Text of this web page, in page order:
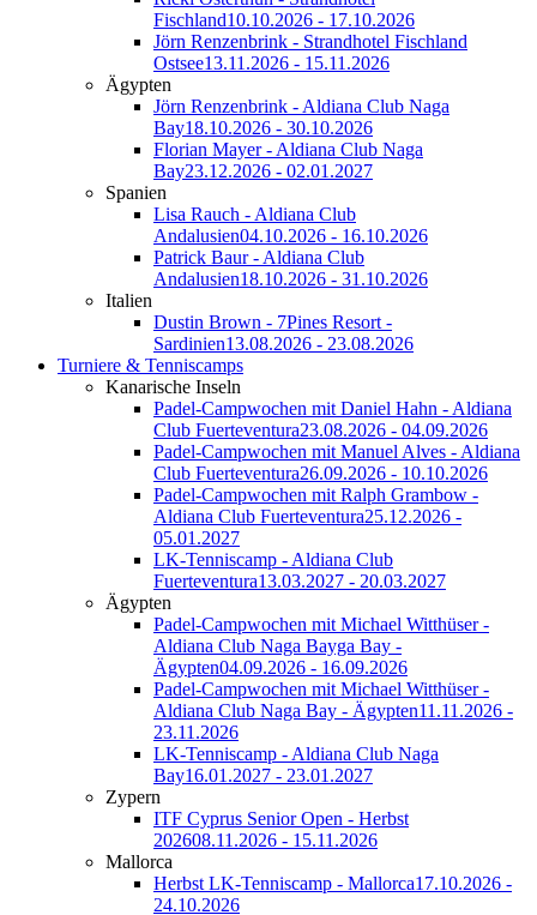
Fischland10.10.2026 - 17.10.2026
Jörn Renzenbrink - Strandhotel Fischland
Ostsee13.11.2026 - 15.11.2026
Ägypten
Jörn Renzenbrink - Aldiana Club Naga
Bay18.10.2026 - 30.10.2026
Florian Mayer - Aldiana Club Naga
Bay23.12.2026 - 02.01.2027
Spanien
Lisa Rauch - Aldiana Club
Andalusien04.10.2026 - 16.10.2026
Patrick Baur - Aldiana Club
Andalusien18.10.2026 - 31.10.2026
Italien
Dustin Brown - 7Pines Resort -
Sardinien13.08.2026 - 23.08.2026
Turniere & Tenniscamps
Kanarische Inseln
Padel-Campwochen mit Daniel Hahn - Aldiana
Club Fuerteventura23.08.2026 - 04.09.2026
Padel-Campwochen mit Manuel Alves - Aldiana
Club Fuerteventura26.09.2026 - 10.10.2026
Padel-Campwochen mit Ralph Grambow -
Aldiana Club Fuerteventura25.12.2026 -
05.01.2027
LK-Tenniscamp - Aldiana Club
Fuerteventura13.03.2027 - 20.03.2027
Ägypten
Padel-Campwochen mit Michael Witthüser -
Aldiana Club Naga Bayga Bay -
Ägypten04.09.2026 - 16.09.2026
Padel-Campwochen mit Michael Witthüser -
Aldiana Club Naga Bay - Ägypten11.11.2026 -
23.11.2026
LK-Tenniscamp - Aldiana Club Naga
Bay16.01.2027 - 23.01.2027
Zypern
ITF Cyprus Senior Open - Herbst
202608.11.2026 - 15.11.2026
Mallorca
Herbst LK-Tenniscamp - Mallorca17.10.2026 -
24.10.2026